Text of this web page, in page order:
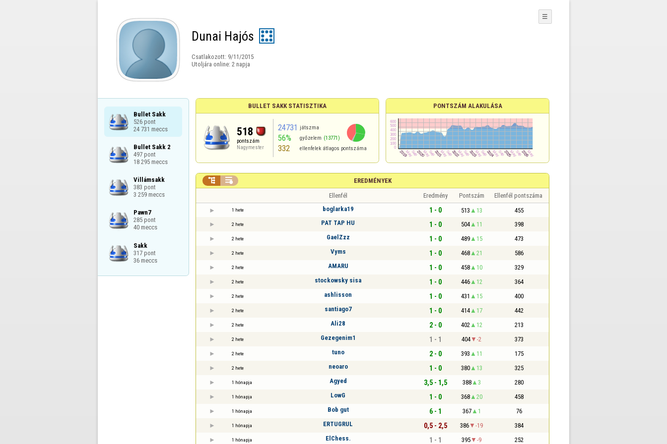
Dunai Hajós
Csatlakozott: 9/11/2015
Utoljára online: 2 napja
☰
Bullet Sakk
526 pont
24 731 meccs
Bullet Sakk 2
497 pont
18 295 meccs
Villámsakk
383 pont
3 259 meccs
Pawn7
285 pont
40 meccs
Sakk
317 pont
36 meccs
BULLET SAKK STATISZTIKA
518
pontszám
Nagymester
24731 játszma
56% győzelem (13771)
332 ellenfelek átlagos pontszáma
PONTSZÁM ALAKULÁSA
EREDMÉNYEK
 
Ellenfél Eredmény Pontszám Ellenfél pontszáma
1 hete boglarka19 1 - 0 513 13 455
2 hete PAT TAP HU 1 - 0 504 11 398
2 hete GaelZzz 1 - 0 489 15 473
2 hete Vyms 1 - 0 468 21 586
2 hete AMARU 1 - 0 458 10 329
2 hete stockowsky sisa 1 - 0 446 12 364
2 hete ashlisson 1 - 0 431 15 400
2 hete santiago7 1 - 0 414 17 442
2 hete Ali28 2 - 0 402 12 213
2 hete Gezegenim1 1 - 1 404 -2 373
2 hete tuno 2 - 0 393 11 175
2 hete neoaro 1 - 0 380 13 325
1 hónapja Agyed 3,5 - 1,5 388 3 280
1 hónapja LowG 1 - 0 368 20 458
1 hónapja Bob gut 6 - 1 367 1 76
1 hónapja ERTUGRUL 0,5 - 2,5 386 -19 384
1 hónapja ElChess. 1 - 1 395 -9 252